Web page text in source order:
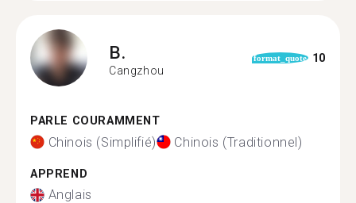
B.
Cangzhou
format_quote 10
PARLE COURAMMENT
Chinois (Simplifié) Chinois (Traditionnel)
APPREND
Anglais